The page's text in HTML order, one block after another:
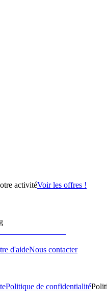
activitéVoir les offres !
d'aideNous contacter
Politique de confidentialité